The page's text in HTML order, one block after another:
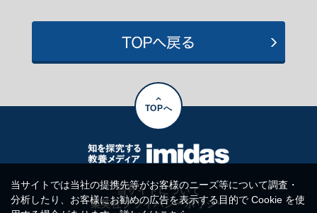
TOPへ
当サイトについて
集英社プライバシーポリシー
当サイトでは当社の提携先等がお客様のニーズ等について調査・
分析したり、お客様にお勧めの広告を表示する目的で Cookie を使